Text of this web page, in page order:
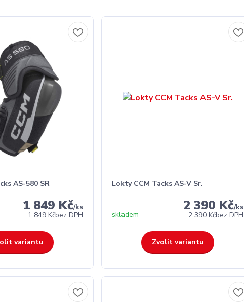
AS-580 SR
1 849 Kč/ks
1 849 Kčbez DPH
variantu
Lokty CCM Tacks AS-V Sr.
2 390 Kč/ks
2 390 Kčbez DPH
skladem
Zvolit variantu